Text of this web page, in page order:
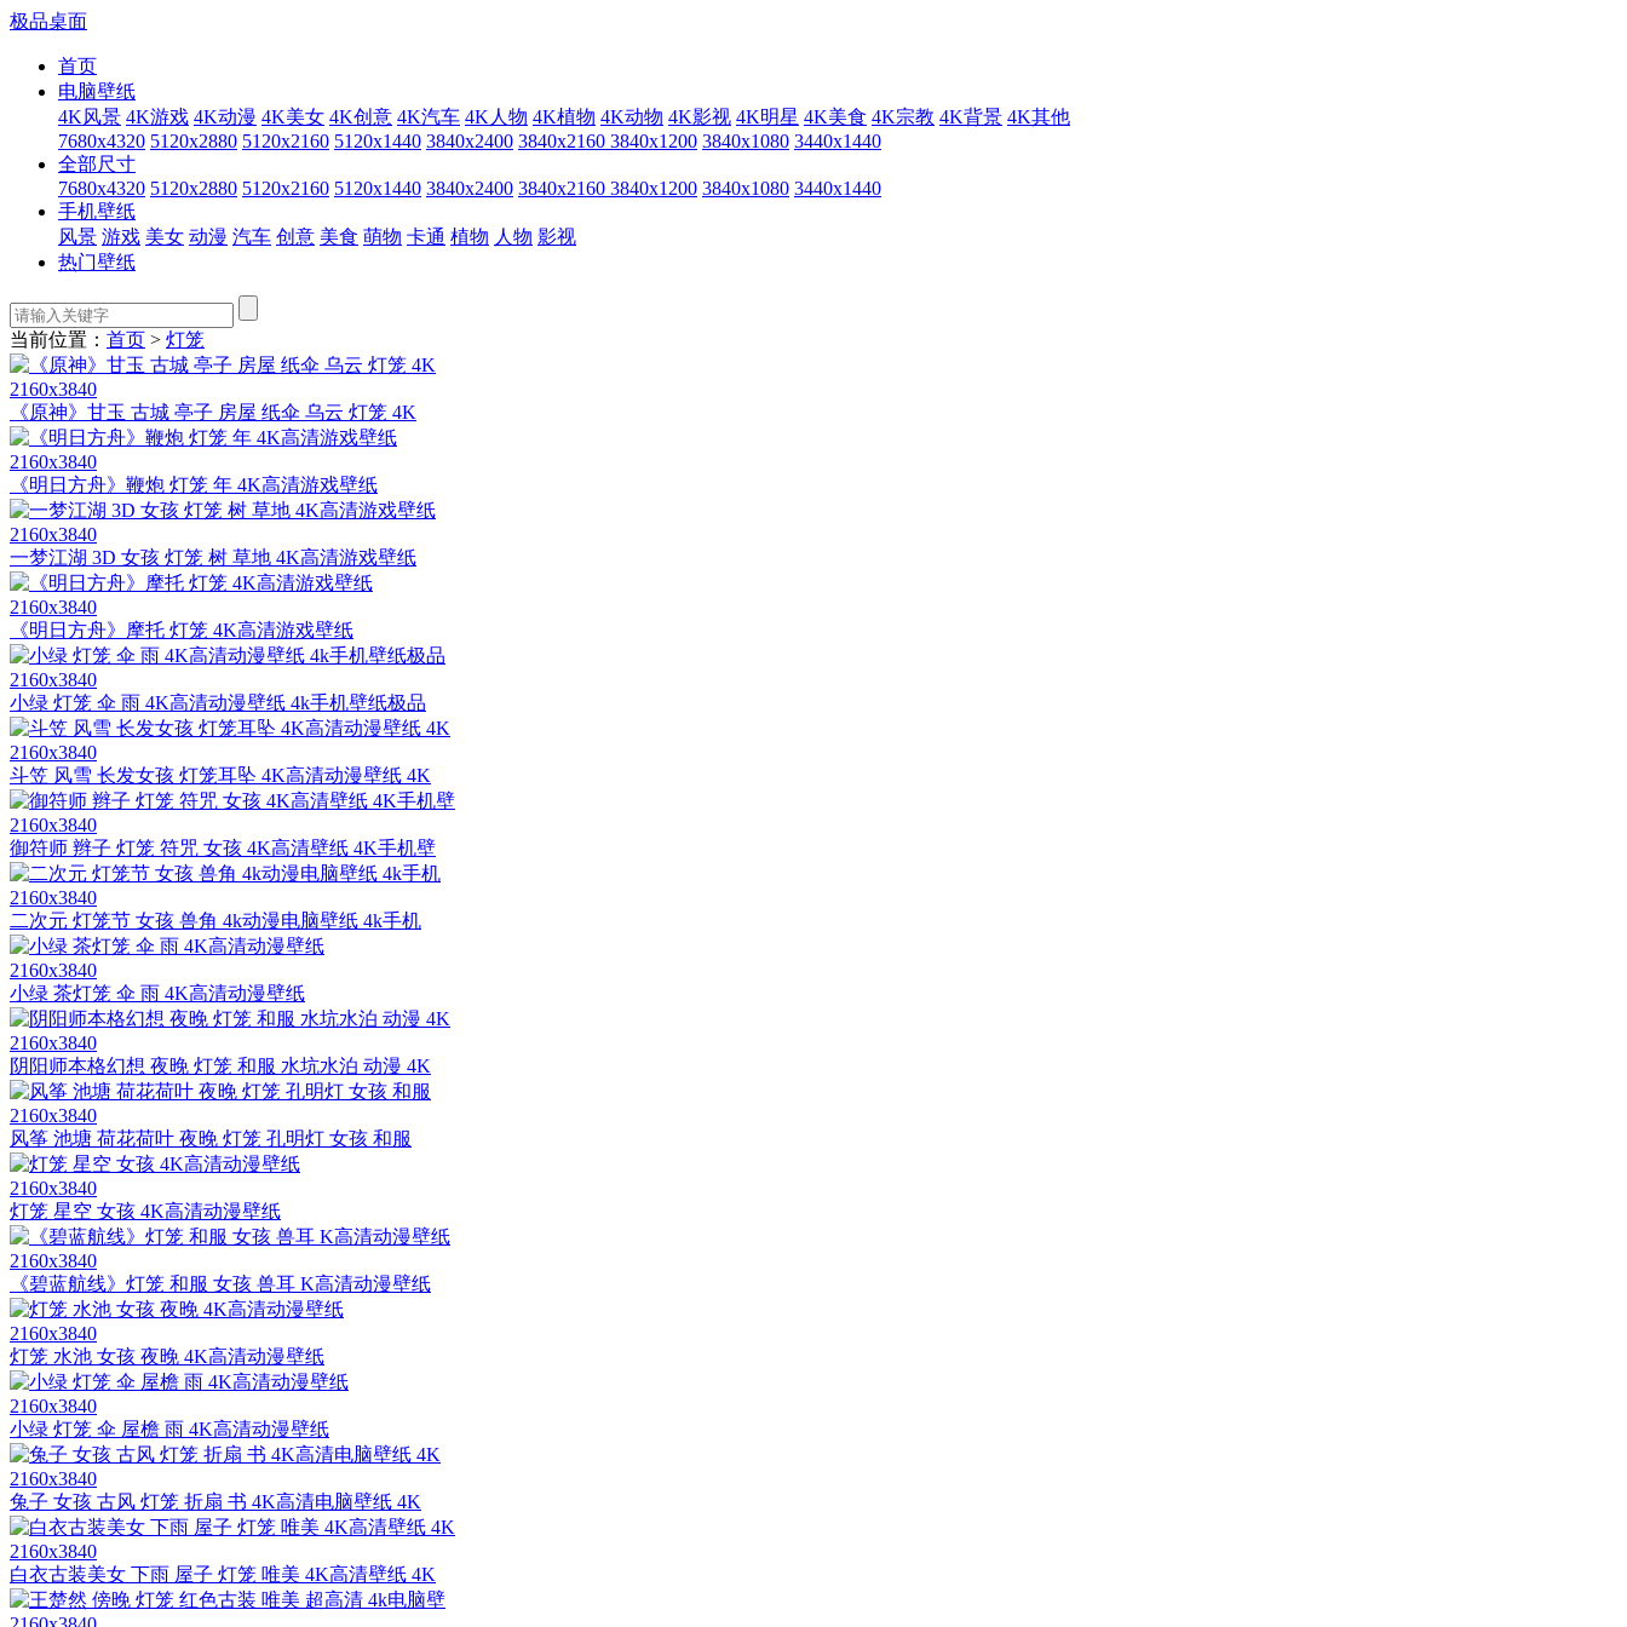
极品桌面
首页
电脑壁纸
4K风景 4K游戏 4K动漫 4K美女 4K创意 4K汽车 4K人物 4K植物 4K动物 4K影视 4K明星 4K美食 4K宗教 4K背景 4K其他
7680x4320 5120x2880 5120x2160 5120x1440 3840x2400 3840x2160 3840x1200 3840x1080 3440x1440
全部尺寸
7680x4320 5120x2880 5120x2160 5120x1440 3840x2400 3840x2160 3840x1200 3840x1080 3440x1440
手机壁纸
风景 游戏 美女 动漫 汽车 创意 美食 萌物 卡通 植物 人物 影视
热门壁纸
当前位置： 首页 > 灯笼
2160x3840
《原神》甘玉 古城 亭子 房屋 纸伞 乌云 灯笼 4K
2160x3840
《明日方舟》鞭炮 灯笼 年 4K高清游戏壁纸
2160x3840
一梦江湖 3D 女孩 灯笼 树 草地 4K高清游戏壁纸
2160x3840
《明日方舟》摩托 灯笼 4K高清游戏壁纸
2160x3840
小绿 灯笼 伞 雨 4K高清动漫壁纸 4k手机壁纸极品
2160x3840
斗笠 风雪 长发女孩 灯笼耳坠 4K高清动漫壁纸 4K
2160x3840
御符师 辫子 灯笼 符咒 女孩 4K高清壁纸 4K手机壁
2160x3840
二次元 灯笼节 女孩 兽角 4k动漫电脑壁纸 4k手机
2160x3840
小绿 茶灯笼 伞 雨 4K高清动漫壁纸
2160x3840
阴阳师本格幻想 夜晚 灯笼 和服 水坑水泊 动漫 4K
2160x3840
风筝 池塘 荷花荷叶 夜晚 灯笼 孔明灯 女孩 和服
2160x3840
灯笼 星空 女孩 4K高清动漫壁纸
2160x3840
《碧蓝航线》灯笼 和服 女孩 兽耳 K高清动漫壁纸
2160x3840
灯笼 水池 女孩 夜晚 4K高清动漫壁纸
2160x3840
小绿 灯笼 伞 屋檐 雨 4K高清动漫壁纸
2160x3840
兔子 女孩 古风 灯笼 折扇 书 4K高清电脑壁纸 4K
2160x3840
白衣古装美女 下雨 屋子 灯笼 唯美 4K高清壁纸 4K